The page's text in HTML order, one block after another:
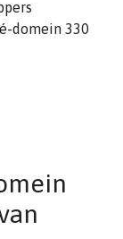
domein 330